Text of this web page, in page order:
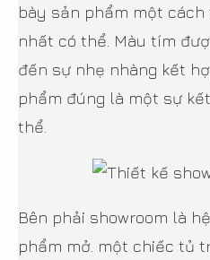
bày sản phẩm một
nhất có thể. Màu tím
đến sự nhẹ nhàng kết
phẩm đúng là một sự
thể.
Bên phải showroom là
phẩm mở. một chiếc tủ